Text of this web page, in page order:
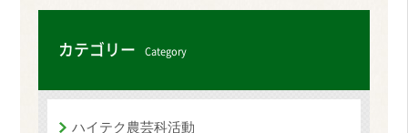
カテゴリー Category
ハイテク農芸科活動